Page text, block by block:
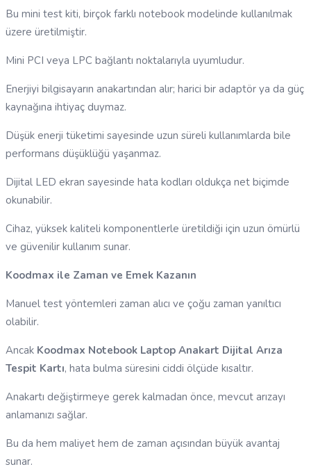
Bu mini test kiti, birçok farklı notebook modelinde kullanılmak
üzere üretilmiştir.
Mini PCI veya LPC bağlantı noktalarıyla uyumludur.
Enerjiyi bilgisayarın anakartından alır; harici bir adaptör ya da güç
kaynağına ihtiyaç duymaz.
Düşük enerji tüketimi sayesinde uzun süreli kullanımlarda bile
performans düşüklüğü yaşanmaz.
Dijital LED ekran sayesinde hata kodları oldukça net biçimde
okunabilir.
Cihaz, yüksek kaliteli komponentlerle üretildiği için uzun ömürlü
ve güvenilir kullanım sunar.
Koodmax ile Zaman ve Emek Kazanın
Manuel test yöntemleri zaman alıcı ve çoğu zaman yanıltıcı
olabilir.
Ancak Koodmax Notebook Laptop Anakart Dijital Arıza
Tespit Kartı, hata bulma süresini ciddi ölçüde kısaltır.
Anakartı değiştirmeye gerek kalmadan önce, mevcut arızayı
anlamanızı sağlar.
Bu da hem maliyet hem de zaman açısından büyük avantaj
sunar.